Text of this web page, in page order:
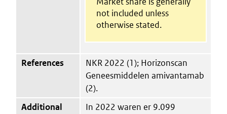
not included unless
otherwise stated.
References
NKR 2022 (1); Horizonscan
Geneesmiddelen amivantamab
(2).
Additional
In 2022 waren er 9.099